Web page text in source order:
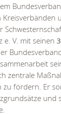
Kreisverbänden
e. V. mit seinen
zentrale
zu fördern. Er
und